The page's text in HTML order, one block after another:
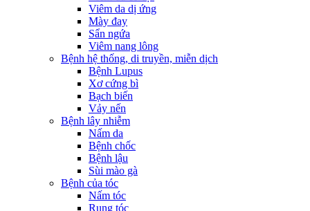
Viêm da dị ứng
Mày đay
Sẩn ngứa
Viêm nang lông
Bệnh hệ thống, di truyền, miễn dịch
Bệnh Lupus
Xơ cứng bì
Bạch biến
Vảy nến
Bệnh lây nhiễm
Nấm da
Bệnh chốc
Bệnh lậu
Sùi mào gà
Bệnh của tóc
Nấm tóc
Rụng tóc